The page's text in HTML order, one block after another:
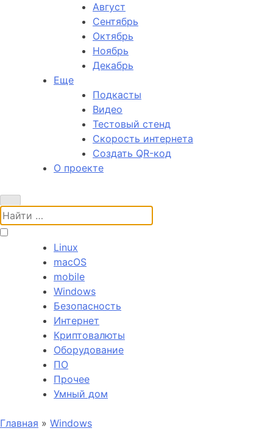
Август
Сентябрь
Октябрь
Ноябрь
Декабрь
Еще
Подкасты
Видео
Тестовый стенд
Скорость интернета
Создать QR-код
О проекте
Поиск:
Linux
macOS
mobile
Windows
Безопасность
Интернет
Криптовалюты
Оборудование
ПО
Прочее
Умный дом
Главная » Windows